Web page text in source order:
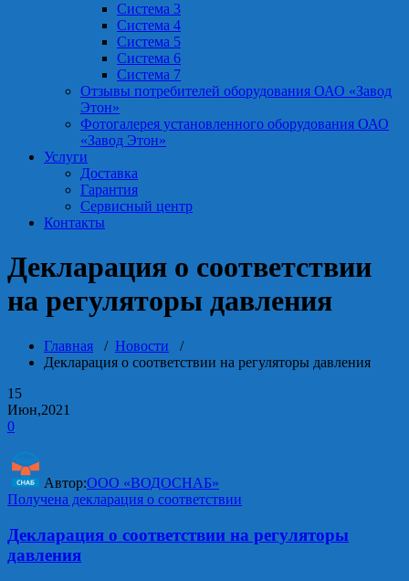
Система 3
Система 4
Система 5
Система 6
Система 7
Отзывы потребителей оборудования ОАО «Завод
Этон»
Фотогалерея установленного оборудования ОАО
«Завод Этон»
Услуги
Доставка
Гарантия
Сервисный центр
Контакты
Декларация о соответствии
на регуляторы давления
Главная / Новости /
Декларация о соответствии на регуляторы давления
15
Июн,2021
0
Автор:ООО «ВОДОСНАБ»
Получена декларация о соответствии
Декларация о соответствии на регуляторы
давления